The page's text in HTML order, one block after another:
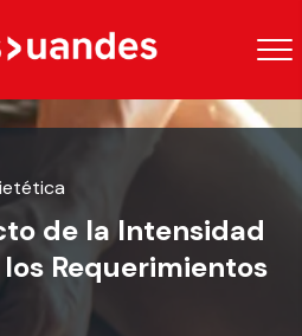
de la Intensidad
Requerimientos